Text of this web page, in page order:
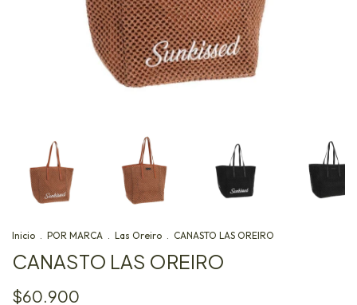
Inicio . POR MARCA . Las Oreiro . CANASTO LAS OREIRO
CANASTO LAS OREIRO
$60.900